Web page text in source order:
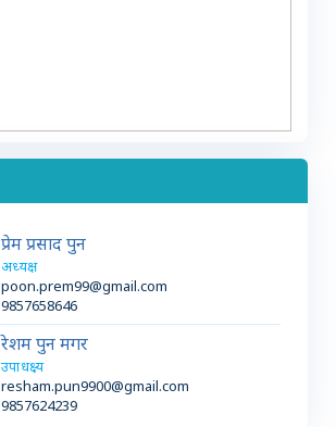
प्रेम प्रसाद पुन
अध्यक्ष
poon.prem99@gmail.com
9857658646
रेशम पुन मगर
उपाधक्ष्य
resham.pun9900@gmail.com
9857624239